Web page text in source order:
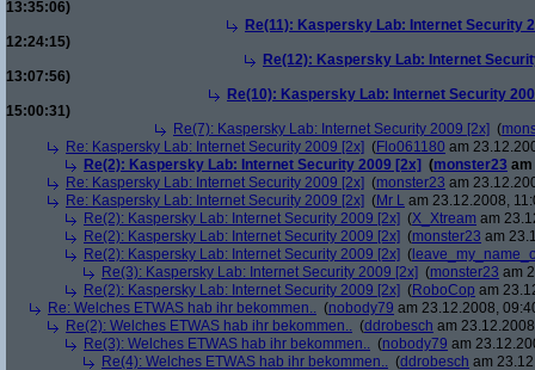
13:35:06)
Re(11): Kaspersky Lab: Internet Security
12:24:15)
Re(12): Kaspersky Lab: Internet
13:07:56)
Re(10): Kaspersky Lab: Internet Security
15:00:31)
Re(7): Kaspersky Lab: Internet Security 2009 [2x] (
Re: Kaspersky Lab: Internet Security 2009 [2x] (Flo061180 am
Re(2): Kaspersky Lab: Internet Security 2009 [2x] (monster23 am
Re: Kaspersky Lab: Internet Security 2009 [2x] (monster23 am
Re: Kaspersky Lab: Internet Security 2009 [2x] (Mr L am 23.12.2008,
Re(2): Kaspersky Lab: Internet Security 2009 [2x] (X_Xtream am
Re(2): Kaspersky Lab: Internet Security 2009 [2x] (monster23 am
Re(2): Kaspersky Lab: Internet Security 2009 [2x] (
Re(3): Kaspersky Lab: Internet Security 2009 [2x] (monster23 am
Re(2): Kaspersky Lab: Internet Security 2009 [2x] (RoboCop am
Re: Welches ETWAS hab ihr bekommen.. (nobody79 am 23.12.2008,
Re(2): Welches ETWAS hab ihr bekommen.. (ddrobesch am
Re(3): Welches ETWAS hab ihr bekommen.. (nobody79 am
Re(4): Welches ETWAS hab ihr bekommen.. (ddrobesch am